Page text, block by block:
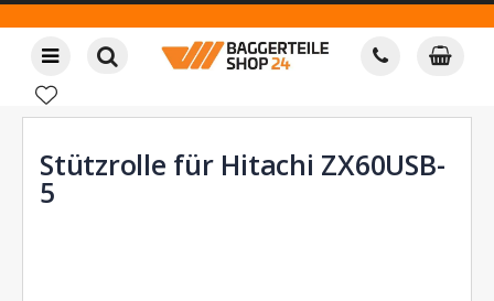
Stützrolle für Hitachi ZX60USB-
5